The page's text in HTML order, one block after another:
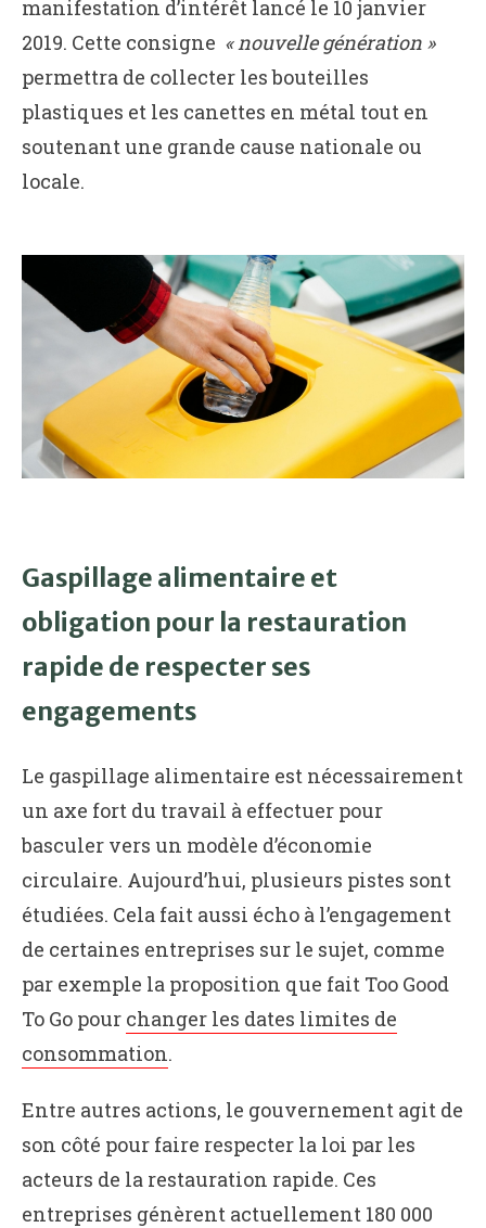
manifestation d’intérêt lancé le 10 janvier
2019. Cette consigne « nouvelle génération »
permettra de collecter les bouteilles
plastiques et les canettes en métal tout en
soutenant une grande cause nationale ou
locale.
Gaspillage alimentaire et
obligation pour la restauration
rapide de respecter ses
engagements
Le gaspillage alimentaire est nécessairement
un axe fort du travail à effectuer pour
basculer vers un modèle d’économie
circulaire. Aujourd’hui, plusieurs pistes sont
étudiées. Cela fait aussi écho à l’engagement
de certaines entreprises sur le sujet, comme
par exemple la proposition que fait Too Good
To Go pour changer les dates limites de
consommation.
Entre autres actions, le gouvernement agit de
son côté pour faire respecter la loi par les
acteurs de la restauration rapide. Ces
entreprises génèrent actuellement 180 000